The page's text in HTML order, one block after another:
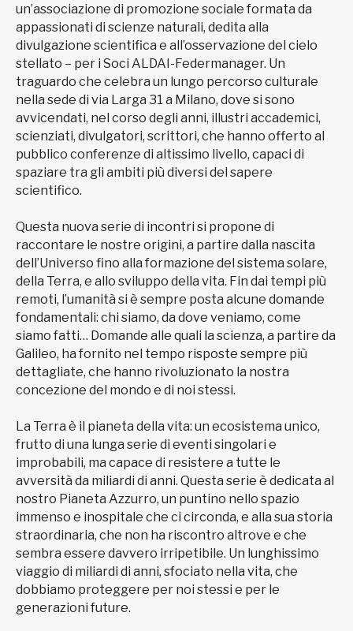
un’associazione di promozione sociale formata da
appassionati di scienze naturali, dedita alla
divulgazione scientifica e all’osservazione del cielo
stellato – per i Soci ALDAI-Federmanager. Un
traguardo che celebra un lungo percorso culturale
nella sede di via Larga 31 a Milano, dove si sono
avvicendati, nel corso degli anni, illustri accademici,
scienziati, divulgatori, scrittori, che hanno offerto al
pubblico conferenze di altissimo livello, capaci di
spaziare tra gli ambiti più diversi del sapere
scientifico.
Questa nuova serie di incontri si propone di
raccontare le nostre origini, a partire dalla nascita
dell’Universo fino alla formazione del sistema solare,
della Terra, e allo sviluppo della vita. Fin dai tempi più
remoti, l’umanità si è sempre posta alcune domande
fondamentali: chi siamo, da dove veniamo, come
siamo fatti… Domande alle quali la scienza, a partire da
Galileo, ha fornito nel tempo risposte sempre più
dettagliate, che hanno rivoluzionato la nostra
concezione del mondo e di noi stessi.
La Terra è il pianeta della vita: un ecosistema unico,
frutto di una lunga serie di eventi singolari e
improbabili, ma capace di resistere a tutte le
avversità da miliardi di anni. Questa serie è dedicata al
nostro Pianeta Azzurro, un puntino nello spazio
immenso e inospitale che ci circonda, e alla sua storia
straordinaria, che non ha riscontro altrove e che
sembra essere davvero irripetibile. Un lunghissimo
viaggio di miliardi di anni, sfociato nella vita, che
dobbiamo proteggere per noi stessi e per le
generazioni future.